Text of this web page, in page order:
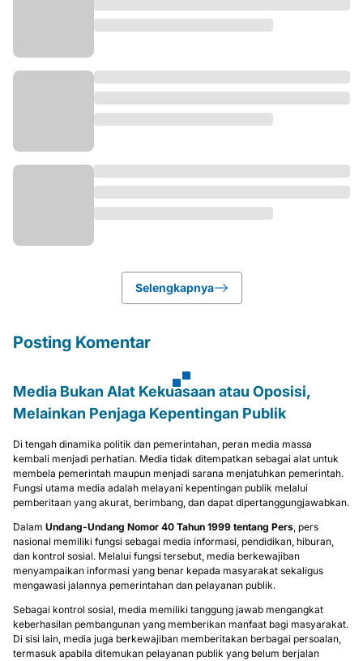
Selengkapnya
Posting Komentar
Media Bukan Alat Kekuasaan atau Oposisi,
Melainkan Penjaga Kepentingan Publik
Di tengah dinamika politik dan pemerintahan, peran media massa
kembali menjadi perhatian. Media tidak ditempatkan sebagai alat untuk
membela pemerintah maupun menjadi sarana menjatuhkan pemerintah.
Fungsi utama media adalah melayani kepentingan publik melalui
pemberitaan yang akurat, berimbang, dan dapat dipertanggungjawabkan.
Dalam Undang-Undang Nomor 40 Tahun 1999 tentang Pers, pers
nasional memiliki fungsi sebagai media informasi, pendidikan, hiburan,
dan kontrol sosial. Melalui fungsi tersebut, media berkewajiban
menyampaikan informasi yang benar kepada masyarakat sekaligus
mengawasi jalannya pemerintahan dan pelayanan publik.
Sebagai kontrol sosial, media memiliki tanggung jawab mengangkat
keberhasilan pembangunan yang memberikan manfaat bagi masyarakat.
Di sisi lain, media juga berkewajiban memberitakan berbagai persoalan,
termasuk apabila ditemukan pelayanan publik yang belum berjalan